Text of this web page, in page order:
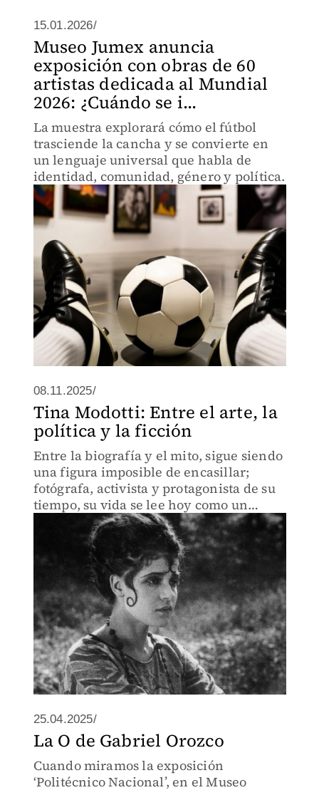
15.01.2026/
Museo Jumex anuncia
exposición con obras de 60
artistas dedicada al Mundial
2026: ¿Cuándo se i...
La muestra explorará cómo el fútbol
trasciende la cancha y se convierte en
un lenguaje universal que habla de
identidad, comunidad, género y política.
08.11.2025/
Tina Modotti: Entre el arte, la
política y la ficción
Entre la biografía y el mito, sigue siendo
una figura imposible de encasillar;
fotógrafa, activista y protagonista de su
tiempo, su vida se lee hoy como un
relato en movimiento. Su exposición en
el Museo Jumex retoma esa tensión.
25.04.2025/
La O de Gabriel Orozco
Cuando miramos la exposición
‘Politécnico Nacional’, en el Museo